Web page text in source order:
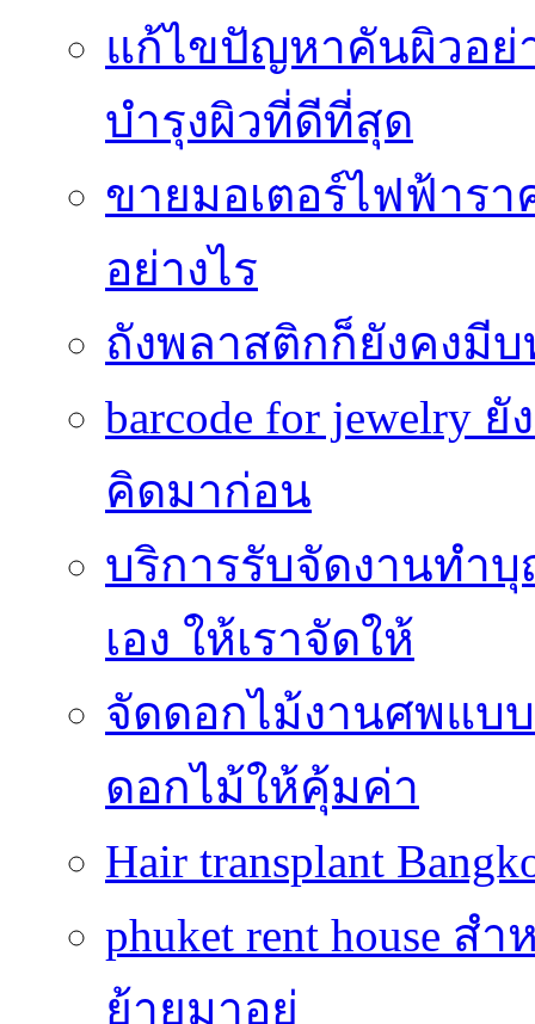
แก้ไขปัญหาคันผิวอ
บำรุงผิวที่ดีที่สุด
ขายมอเตอร์ไฟฟ้าร
อย่างไร
ถังพลาสติกก็ยังคงมี
barcode for jewelry
คิดมาก่อน
บริการรับจัดงานทำ
เอง ให้เราจัดให้
จัดดอกไม้งานศพแบ
ดอกไม้ให้คุ้มค่า
Hair transplant
phuket rent house
ย้ายมาอยู่